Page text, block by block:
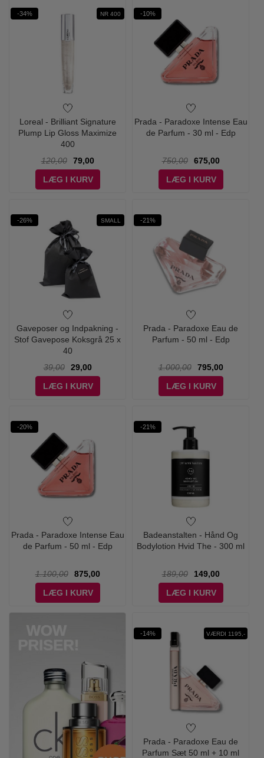
-34% NR 400
Loreal - Brilliant Signature
Plump Lip Gloss Maximize
400
120,00
79,00
LÆG I KURV
-10%
Prada - Paradoxe Intense Eau
de Parfum - 30 ml - Edp
750,00
675,00
LÆG I KURV
-26% SMALL
Gaveposer og Indpakning -
Stof Gavepose Koksgrå 25 x
40
39,00
29,00
LÆG I KURV
-21%
Prada - Paradoxe Eau de
Parfum - 50 ml - Edp
1.000,00
795,00
LÆG I KURV
-20%
Prada - Paradoxe Intense Eau
de Parfum - 50 ml - Edp
1.100,00
875,00
LÆG I KURV
-21%
Badeanstalten - Hånd Og
Bodylotion Hvid The - 300 ml
189,00
149,00
LÆG I KURV
-14% VÆRDI 1195,-
Prada - Paradoxe Eau de
Parfum Sæt 50 ml + 10 ml